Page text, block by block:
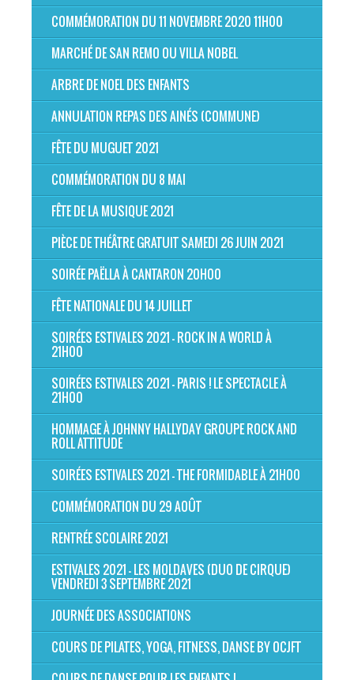
COMMÉMORATION DU 11 NOVEMBRE 2020 11H00
MARCHÉ DE SAN REMO OU VILLA NOBEL
ARBRE DE NOEL DES ENFANTS
ANNULATION REPAS DES AINÉS (COMMUNE)
FÊTE DU MUGUET 2021
COMMÉMORATION DU 8 MAI
FÊTE DE LA MUSIQUE 2021
PIÈCE DE THÉÂTRE GRATUIT SAMEDI 26 JUIN 2021
SOIRÉE PAËLLA À CANTARON 20H00
FÊTE NATIONALE DU 14 JUILLET
SOIRÉES ESTIVALES 2021 - ROCK IN A WORLD À
21H00
SOIRÉES ESTIVALES 2021 - PARIS ! LE SPECTACLE À
21H00
HOMMAGE À JOHNNY HALLYDAY GROUPE ROCK AND
ROLL ATTITUDE
SOIRÉES ESTIVALES 2021 - THE FORMIDABLE À 21H00
COMMÉMORATION DU 29 AOÛT
RENTRÉE SCOLAIRE 2021
ESTIVALES 2021 - LES MOLDAVES (DUO DE CIRQUE)
VENDREDI 3 SEPTEMBRE 2021
JOURNÉE DES ASSOCIATIONS
COURS DE PILATES, YOGA, FITNESS, DANSE BY OCJFT